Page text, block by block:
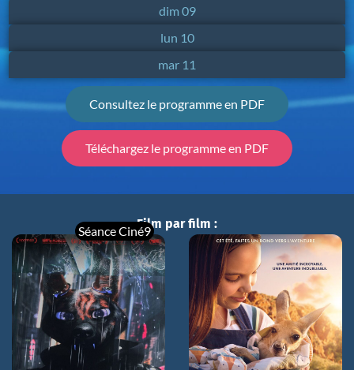
dim 09
lun 10
mar 11
Consultez le programme en PDF
Téléchargez le programme en PDF
Film par film :
Séance Ciné9
BOUCHRA
mer 05/08
21h00
CHARLIE ET LES
KANGOUROUS
mer 05/08
14h00
jeu 06/08
16h30